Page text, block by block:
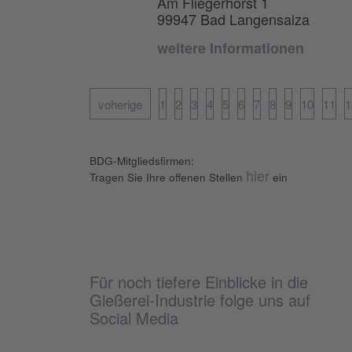
99947 Bad Langensalza
weitere Informationen
voherige 1 2 3 4 5 6 7 8 9 10 11
BDG-Mitgliedsfirmen:
Tragen Sie Ihre offenen Stellen hier ein
Für noch tiefere Einblicke in die
Gießerei-Industrie folge uns auf
Social Media